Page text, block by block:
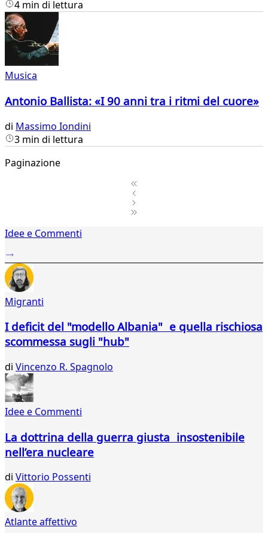
4 min di lettura
Musica
Antonio Ballista: «I 90 anni tra i ritmi del cuore»
di Massimo Iondini
3 min di lettura
Paginazione
2Idee e Commenti
Migranti
I deficit del "modello Albania" e quella rischiosa
scommessa sugli "hub"
di Vincenzo R. Spagnolo
Idee e Commenti
La dottrina della guerra giusta insostenibile
nell’era nucleare
di Vittorio Possenti
Atlante affettivo